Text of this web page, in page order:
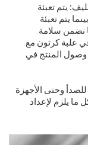
يتم تعبئة
يتم تعبئة
نضمن سلامة
علبة كرتون مع
المنتج في
وحتى الأجهزة
يلزم لإعداد